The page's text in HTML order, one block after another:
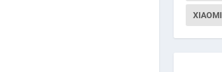
XIAOMI